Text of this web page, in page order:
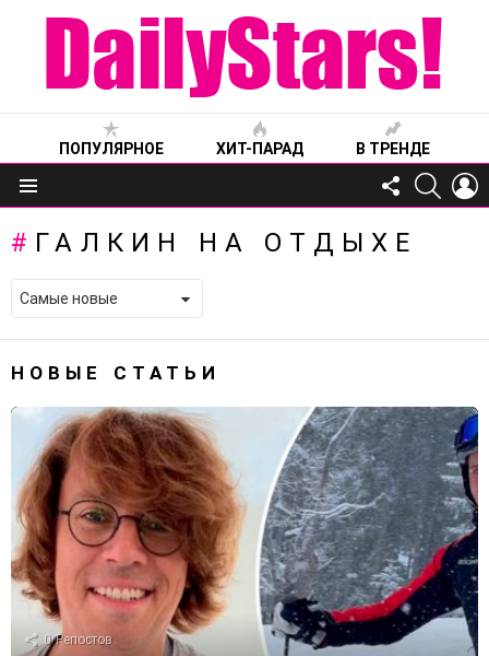
ПОПУЛЯРНОЕ ХИТ-ПАРАД В ТРЕНДЕ
Меню
FOLLOW
US
ГАЛКИН НА ОТДЫХЕ
НОВЫЕ СТАТЬИ
0 Репостов